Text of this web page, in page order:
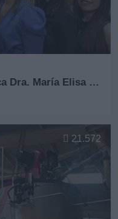
* Emporium Medicina Estética Dra. María Elisa Fernández
21.572